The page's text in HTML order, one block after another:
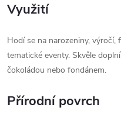
Využití
Hodí se na narozeniny,
tematické eventy. Skvěle
čokoládou nebo fondánem.
Přírodní povrch